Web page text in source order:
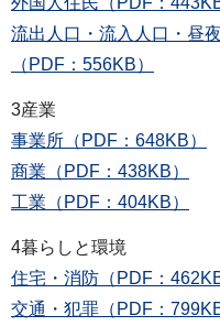
流出人口・流入人口・昼
（PDF：556KB）
3産業
事業所（PDF：648KB）
商業（PDF：438KB）
工業（PDF：404KB）
4暮らしと環境
住宅・消防（PDF：462KB
交通・犯罪（PDF：799KB